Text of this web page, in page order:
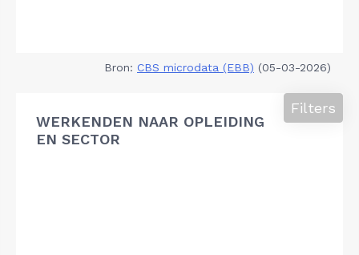
Bron: CBS microdata (EBB) (05-03-2026)
WERKENDEN NAAR OPLEIDING
EN SECTOR
Filters